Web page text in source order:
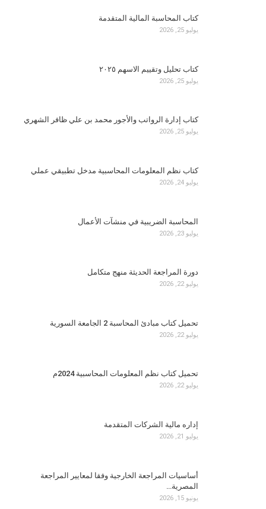
كتاب المحاسبة المالية المتقدمة
يوليو 25, 2026
كتاب تحليل وتقييم الاسهم ٢٠٢٥
يوليو 25, 2026
كتاب إدارة الرواتب والأجور محمد بن علي ظافر الشهري
يوليو 25, 2026
كتاب نظم المعلومات المحاسبية مدخل تطبيقي عملي
يوليو 24, 2026
المحاسبة الضريبية في منشآت الأعمال
يوليو 23, 2026
دورة المراجعة الحديثة منهج متكامل
يوليو 22, 2026
تحميل كتاب مبادئ المحاسبة 2 الجامعة السورية
يوليو 22, 2026
تحميل كتاب نظم المعلومات المحاسبية 2024م
يوليو 22, 2026
إداره مالية الشركات المتقدمة
يوليو 21, 2026
أساسيات المراجعة الخارجية وفقا لمعايير المراجعة
المصرية…
يونيو 15, 2026